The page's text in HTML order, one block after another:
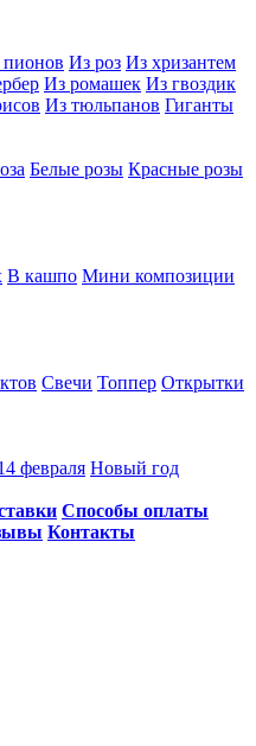
Из роз Из хризантем
Из ромашек Из гвоздик
Из тюльпанов Гиганты
Белые розы Красные розы
В кашпо Мини композиции
Свечи Топпер Открытки
февраля Новый год
Способы оплаты
Контакты